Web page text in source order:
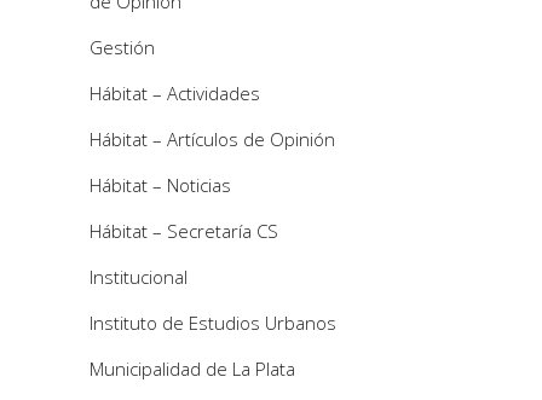
Gestión
Hábitat – Actividades
Hábitat – Artículos de Opinión
Hábitat – Noticias
Hábitat – Secretaría CS
Institucional
Instituto de Estudios Urbanos
Municipalidad de La Plata